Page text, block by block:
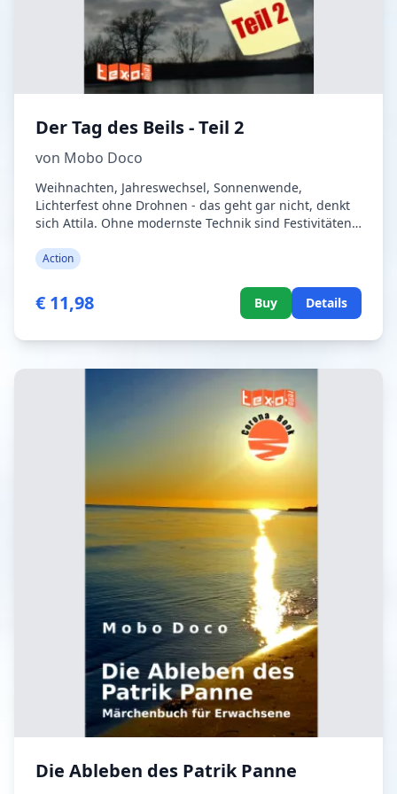
Der Tag des Beils - Teil 2
von Mobo Doco
Weihnachten, Jahreswechsel, Sonnenwende,
Lichterfest ohne Drohnen - das geht gar nicht, denkt
sich Attila. Ohne modernste Technik sind Festivitäten
bezeichnen. Wer heute keine Kerzen an den
steuern lassen, ist definitiv von vorgestern - und
Drohnen sind in dem modernen Haushalt die
Dekoration vor Festen sind sie inzwischen
unverzichtbar. Obwohl Attila auf der Flucht vor zwei
Presse und seiner eigenen Vergangenheit ist, hat er
sich schnell auf dem ablegenen Hof im Spreewald
eingelebt. Hier versucht er all das auszublenden, was
ihn in jüngster Vergangenheit so sehr belastete.
Unter Ausnutzung aller verfügbaren Ressourcen
bereitet er eine 'technologisch revolutionäre
Weihnacht' vor. Leider kommt es nicht zu den
erhofften Feierlichkeiten, stattdessen schliddert er
geradewegs in ein feuriges Desaster. Seine neuen
Freunde helfen ihm, wieder auf den richtigen Weg zu
kommen ... vorübergehend. Am Ende hält ihn nichts
davon ab, neuen Unfug zu planen und zukünftige
Ereignisse 'der besonderen Art' vorzubereiten. So
schließt der zweite Teil eine ereignisreiche Episode im
Leben Attilas ab und eröffnet gleichzeitig eine neue...
Action
€ 11,98 Buy Details
Die Ableben des Patrik Panne